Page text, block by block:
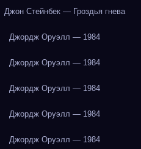
Джон Стейнбек — Гроздья гнева
Джордж Оруэлл — 1984
Джордж Оруэлл — 1984
Джордж Оруэлл — 1984
Джордж Оруэлл — 1984
Джордж Оруэлл — 1984